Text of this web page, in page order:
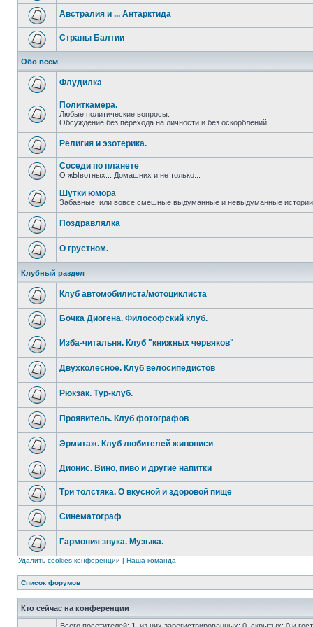
Австралия и ... Антарктида
Страны Балтии
Обо всем
Флудилка
Политкамера.
Любые политические вопросы.
Обсуждение без перехода на личности и без оскорблений.
Религия и эзотерика.
Соседи по планете
О жЫвотных... Домашних и не только...
Шутки юмора
Забавные, или вовсе смешные выдуманные и невыдуманные истории
Поздравлялка
О грустном.
Клубный раздел
Клуб автомобилиста/мотоциклиста
Бочка Диогена. Философский клуб.
Изба-читальня. Клуб "книжных червяков"
Двухколесное. Клуб велосипедистов
Рюкзак. Тур-клуб.
Проявитель. Клуб фотографов
Эрмитаж. Клуб любителей живописи
Дионис. Вино, пиво и другие напитки
Три толстяка. О вкусной и здоровой пище
Синематограф
Гармония звука. Музыка.
Удалить cookies конференции | Наша команда
Список форумов
Кто сейчас на конференции